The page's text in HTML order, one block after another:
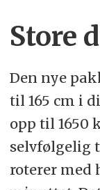
Store
Den nye
til 165 cm i
opp til 1650
selvfølgelig
roterer med